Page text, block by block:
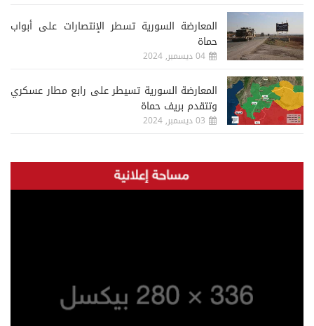
المعارضة السورية تسطر الإنتصارات على أبواب
حماة
04 ديسمبر, 2024
المعارضة السورية تسيطر على رابع مطار عسكري
وتتقدم بريف حماة
03 ديسمبر, 2024